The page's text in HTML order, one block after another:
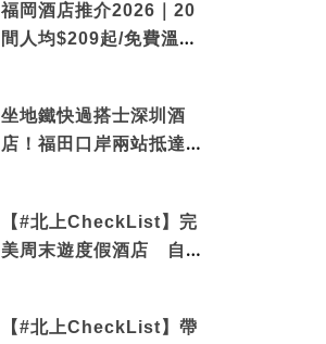
福岡酒店推介2026｜20
間人均$209起/免費溫泉/
坐地鐵快過搭士深圳酒
店！福田口岸兩站抵達
【#北上CheckList】完
美周末遊度假酒店 自帶
【#北上CheckList】帶